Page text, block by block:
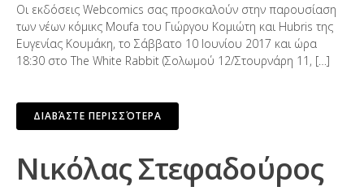
Οι εκδόσεις Webcomics σας προσκαλούν στην παρουσίαση
των νέων κόμικς Moufa του Γιώργου Κομιώτη και Hubris της
Ευγενίας Κουμάκη, το Σάββατο 10 Ιουνίου 2017 και ώρα
18:30 στο The White Rabbit (Σολωμού 12/Στουρνάρη 11, […]
ΔΙΑΒΆΣΤΕ ΠΕΡΙΣΣΌΤΕΡΑ
Νικόλας Στεφαδούρος